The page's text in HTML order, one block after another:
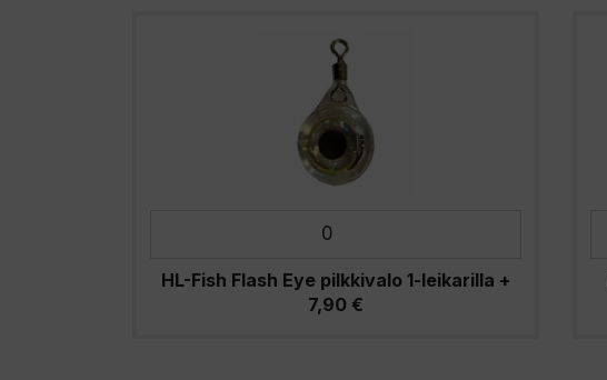
HL-Fish Flash Eye pilkkivalo 1-leikarilla +
7,90 €